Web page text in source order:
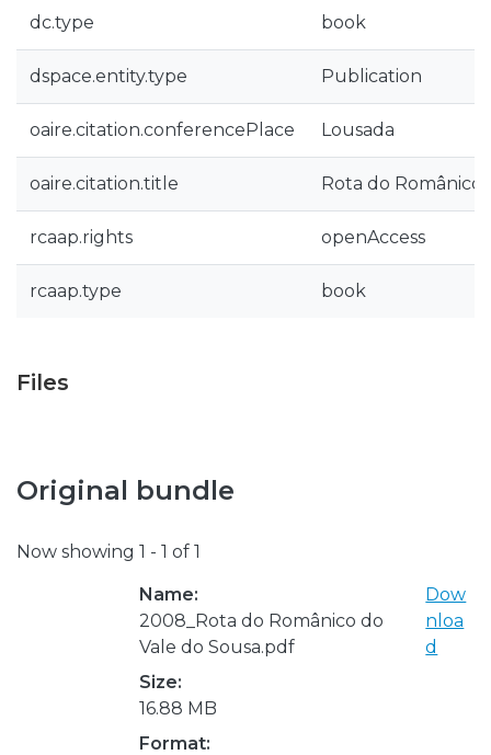
dc.type book
dspace.entity.type Publication
oaire.citation.conferencePlace Lousada
oaire.citation.title Rota do Românico
rcaap.rights openAccess
rcaap.type book
Files
Original bundle
Now showing 1 - 1 of 1
Name:
2008_Rota do Românico do
Vale do Sousa.pdf
Size:
16.88 MB
Format:
Dow
nloa
d